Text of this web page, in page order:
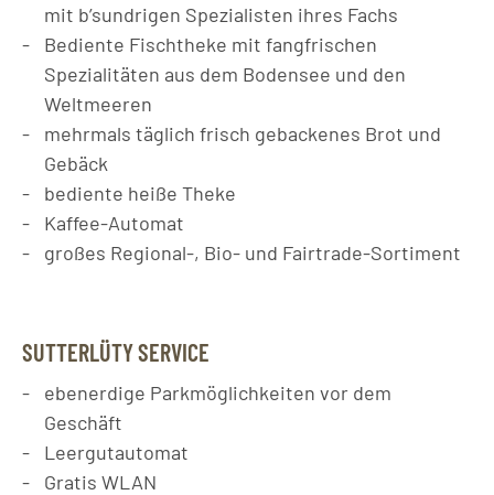
mit b’sundrigen Spezialisten ihres Fachs
Bediente Fischtheke mit fangfrischen
Spezialitäten aus dem Bodensee und den
Weltmeeren
mehrmals täglich frisch gebackenes Brot und
Gebäck
bediente heiße Theke
Kaffee-Automat
großes Regional-, Bio- und Fairtrade-Sortiment
SUTTERLÜTY SERVICE
ebenerdige Parkmöglichkeiten vor dem
Geschäft
Leergutautomat
Gratis WLAN